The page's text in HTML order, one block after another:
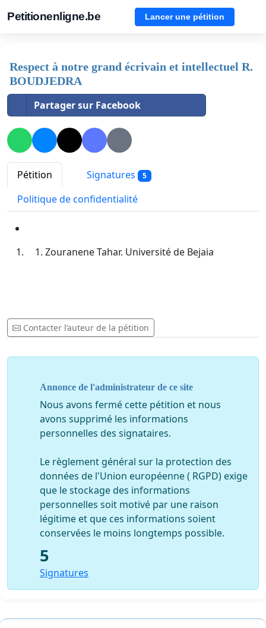
Petitionenligne.be Lancer une pétition
Respect à notre grand écrivain et intellectuel R.
BOUDJEDRA
Partager sur Facebook
Pétition Signatures 5
Politique de confidentialité
Zouranene Tahar. Université de Bejaia
Contacter l’auteur de la pétition
Annonce de l'administrateur de ce site
Nous avons fermé cette pétition et nous
avons supprimé les informations
personnelles des signataires.
Le règlement général sur la protection des
données de l'Union européenne ( RGPD) exige
que le stockage des informations
personnelles soit motivé par une raison
légitime et que ces informations soient
conservées le moins longtemps possible.
5
Signatures